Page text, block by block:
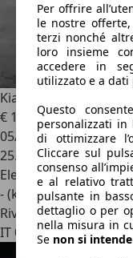
Kia Sportage
€ 19.1001
05/2023
25.631 km
Elettrica/Diesel
- (kWh/100 km)
Rivenditore
IT 00146Roma – Rm
Per offrire
le nostre
terzi nonché
loro insieme
accedere in
utilizzato e a
Questo
personalizzati in
di ottimizzare
Cliccare sul
consenso
e al relativo
pulsante in
dettaglio o per
nella misura in
Se non si intende